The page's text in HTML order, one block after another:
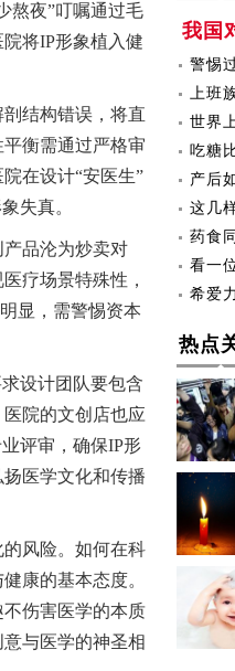
熬夜”叮嘱通过毛
将IP形象植入健
结构错误，将直
衡需通过严格审
在设计“安医生”
失真。
品沦为炒卖对
疗场景特殊性，
显，需警惕资本
设计团队要包含
院的文创店也应
评审，确保IP形
医学文化和传播
风险。如何在科
康的基本态度。
伤害医学的本质
与医学的神圣相
我国
警惕
上班
世界
吃糖
产后
这几
药食
看一
希爱
热点